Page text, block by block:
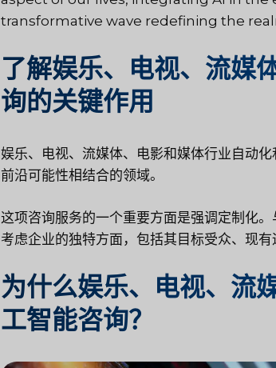
transformative wave redefining the
了解娱乐、电视、流媒
询的关键作用
娱乐、电视、流媒体、电影和媒体行业自动
前沿可能性相结合的领域。
这项咨询服务的一个重要方面是强调定制化
考虑企业的独特方面，包括其目标受众、现有
为什么娱乐、电视、流
工智能咨询？